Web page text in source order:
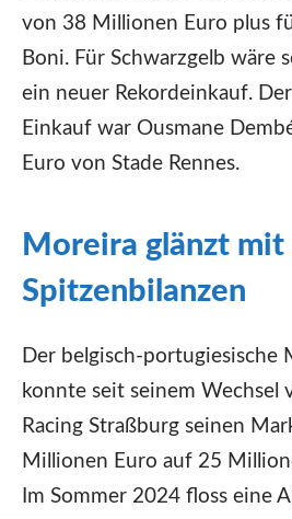
von 38 Millionen Euro plus
Boni. Für Schwarzgelb wäre
ein neuer Rekordeinkauf.
Einkauf war Ousmane
Euro von Stade Rennes.
Moreira glänzt mit
Spitzenbilanzen
Der belgisch-portugiesische
konnte seit seinem Wechsel
Racing Straßburg seinen
Millionen Euro auf 25
Im Sommer 2024 floss eine